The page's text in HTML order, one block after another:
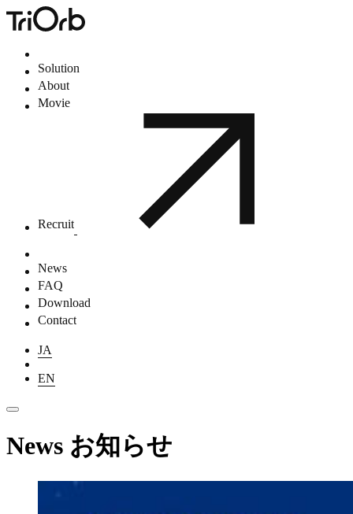
Solution
About
Movie
Recruit
News
FAQ
Download
Contact
JA
EN
News お知らせ